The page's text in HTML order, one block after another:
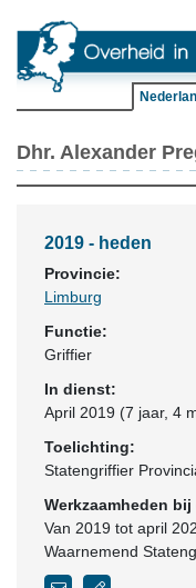
Dhr. Alexander
2019 - heden
Provincie:
Limburg
Functie:
Griffier
In dienst:
April 2019 (7 jaar, 4
Toelichting:
Statengriffier
Werkzaamheden
Van 2019 tot april
Waarnemend